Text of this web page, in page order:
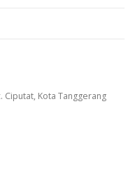
Ciputat, Kota Tanggerang